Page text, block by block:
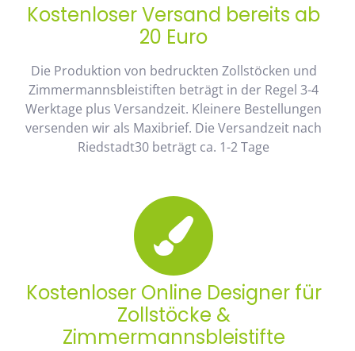
Kostenloser Versand bereits ab
20 Euro
Die Produktion von bedruckten Zollstöcken und
Zimmermannsbleistiften beträgt in der Regel 3-4
Werktage plus Versandzeit. Kleinere Bestellungen
versenden wir als Maxibrief. Die Versandzeit nach
Riedstadt30 beträgt ca. 1-2 Tage
Kostenloser Online Designer für
Zollstöcke &
Zimmermannsbleistifte